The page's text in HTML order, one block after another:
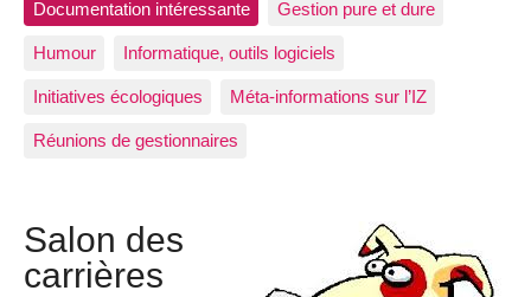
Documentation intéressante Gestion pure et dure
Humour Informatique, outils logiciels
Initiatives écologiques Méta-informations sur l’IZ
Réunions de gestionnaires
Salon des
carrières